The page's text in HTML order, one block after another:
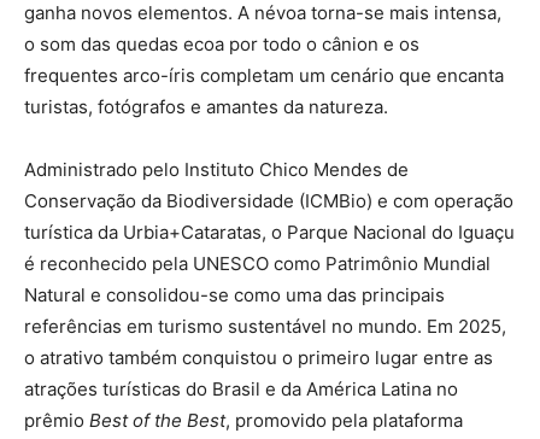
ganha novos elementos. A névoa torna-se mais intensa,
o som das quedas ecoa por todo o cânion e os
frequentes arco-íris completam um cenário que encanta
turistas, fotógrafos e amantes da natureza.
Administrado pelo Instituto Chico Mendes de
Conservação da Biodiversidade (ICMBio) e com operação
turística da Urbia+Cataratas, o Parque Nacional do Iguaçu
é reconhecido pela UNESCO como Patrimônio Mundial
Natural e consolidou-se como uma das principais
referências em turismo sustentável no mundo. Em 2025,
o atrativo também conquistou o primeiro lugar entre as
atrações turísticas do Brasil e da América Latina no
prêmio Best of the Best, promovido pela plataforma